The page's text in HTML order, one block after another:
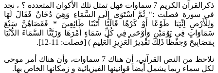
ذكرالقرآن الكريم 7 سماوات فهل تمثل تلك الأكوان المتعددة ؟ ، نجد
في سورة فصلت :" ثُمَّ اسْتَوَى إِلَى السَّمَاءِ وَهِيَ دُخَانٌ فَقَالَ لَهَا
وَلِلْأَرْضِ اِئْتِيَا طَوْعًا أَوْ كَرْهًا قَالَتَا أَتَيْنَا طَائِعِينَ * فَقَضَاهُنَّ سَبْعَ
سَمَاوَاتٍ فِي يَوْمَيْنِ وَأَوْحَى فِي كُلِّ سَمَاءٍ أَمْرَهَا وَزَيَّنَّا السَّمَاءَ الدُّنْيَا
بِمَصَابِيحَ وَحِفْظًا ذَلِكَ تَقْدِيرُ الْعَزِيزِ الْعَلِيمِ ) [فصلت: 11-12].
نلاحظ من النص القرآني، أن هناك 7 سماوات، وأن هناك أمر موحى
لكل سماء ربما يشمل أيضاً قوانينها الفيزيائية و زمكانها الخاص بها.